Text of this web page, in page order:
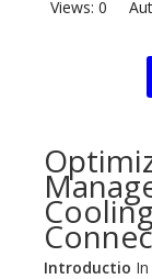
Views: 0
Introductio